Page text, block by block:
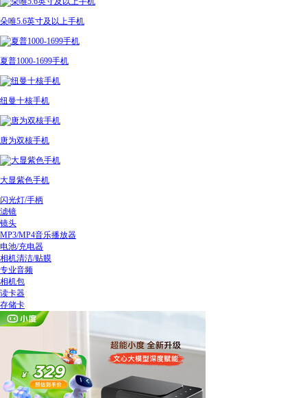
朵唯5.6英寸及以上手机
夏普1000-1699手机
纽曼十核手机
唐为双核手机
大显紫色手机
闪光灯/手柄
滤镜
镜头
MP3/MP4音乐播放器
电池/充电器
相机清洁/贴膜
专业音频
相机包
读卡器
存储卡